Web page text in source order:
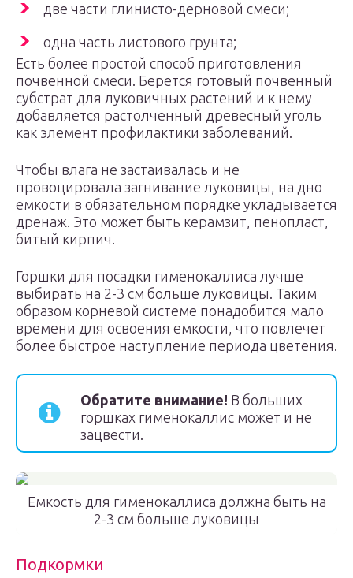
две части глинисто-дерновой смеси;
одна часть листового грунта;
Есть более простой способ приготовления
почвенной смеси. Берется готовый почвенный
субстрат для луковичных растений и к нему
добавляется растолченный древесный уголь
как элемент профилактики заболеваний.
Чтобы влага не застаивалась и не
провоцировала загнивание луковицы, на дно
емкости в обязательном порядке укладывается
дренаж. Это может быть керамзит, пенопласт,
битый кирпич.
Горшки для посадки гименокаллиса лучше
выбирать на 2-3 см больше луковицы. Таким
образом корневой системе понадобится мало
времени для освоения емкости, что повлечет
более быстрое наступление периода цветения.
Обратите внимание! В больших
горшках гименокаллис может и не
зацвести.
Емкость для гименокаллиса должна быть на
2-3 см больше луковицы
Подкормки